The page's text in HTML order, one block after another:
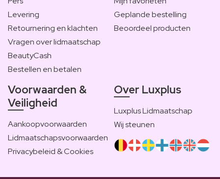
Levering
Retournering en klachten
Vragen over lidmaatschap
BeautyCash
Bestellen en betalen
Geplande bestelling
Beoordeel producten
Voorwaarden &
Veiligheid
Aankoopvoorwaarden
Lidmaatschapsvoorwaarden
Privacybeleid & Cookies
Over Luxplus
Luxplus Lidmaatschap
Wij steunen